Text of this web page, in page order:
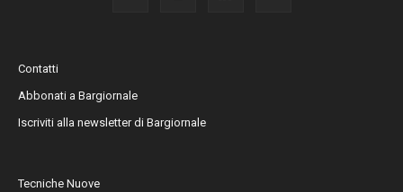
Contatti
Abbonati a Bargiornale
Iscriviti alla newsletter di Bargiornale
Tecniche Nuove